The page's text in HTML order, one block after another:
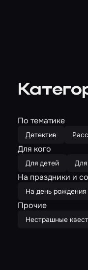
По тематике
Детектив
Для кого
Для детей
На праздники и
На день рождения
Прочие
Нестрашные